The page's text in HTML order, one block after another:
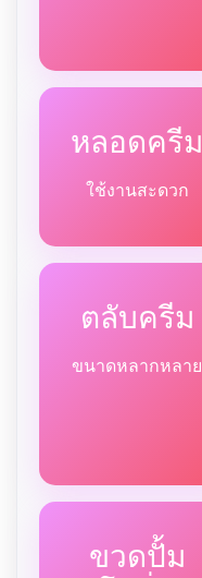
หลอดครีม
ใช้งานสะดวก
ตลับครีม
ขนาดหลากหลาย
ขวดปั้ม